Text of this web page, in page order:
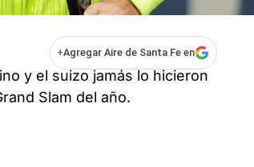
+Agregar Aire de Santa Fe en
y el suizo jamás lo hicieron
Slam del año.